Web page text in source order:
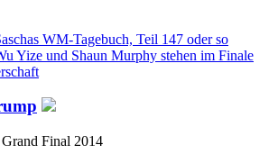
WM-Tagebuch, Teil 147 oder so
Yize und Shaun Murphy stehen im Finale